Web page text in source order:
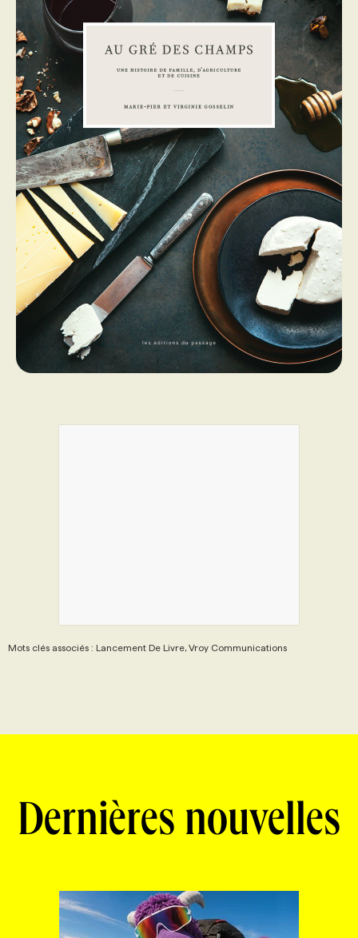
Mots clés associés : Lancement De Livre, Vroy Communications
Dernières nouvelles